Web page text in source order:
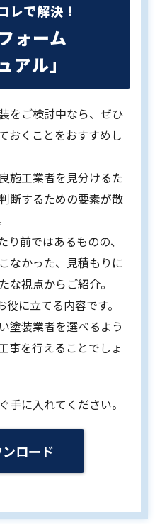
レで解決！
ォーム
アル」
をご検討中なら、ぜひ
おくことをおすすめし
施工業者を見分けるた
断するための要素が散
り前ではあるものの、
なかった、見積もりに
な視点からご紹介。
に立てる内容です。
塗装業者を選べるよう
事を行えることでしょ
手に入れてください。
ロード